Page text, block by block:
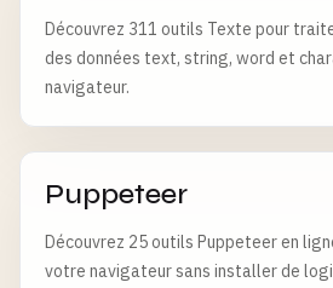
Découvrez 311 outils Texte pour
des données text, string, word et
navigateur.
Puppeteer
Découvrez 25 outils Puppeteer en
votre navigateur sans installer de